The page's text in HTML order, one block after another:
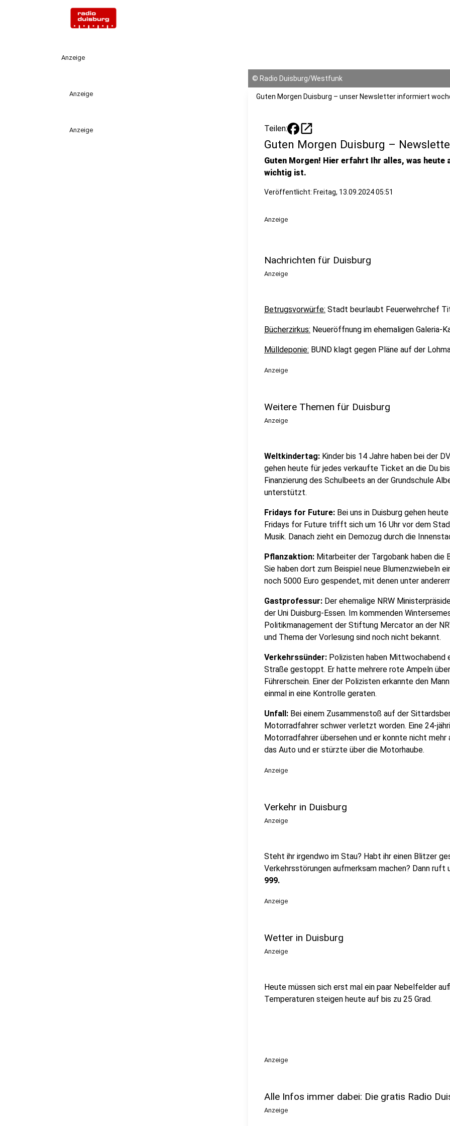
Anzeige
Anzeige
Anzeige
© Radio Duisburg/Westfunk
Guten Morgen Duisburg – unser Newsletter informiert
Teilen: open_in_new
Guten Morgen Duisburg –
Guten Morgen! Hier erfahrt Ihr alles, was heute
wichtig ist.
Veröffentlicht: Freitag, 13.09.2024 05:51
Anzeige
Nachrichten für Duisburg
Anzeige
Betrugsvorwürfe: Stadt beurlaubt Feuerwehrchef
Bücherzirkus: Neueröffnung im ehemaligen Galeria-
Mülldeponie: BUND klagt gegen Pläne auf der
Anzeige
Weitere Themen für Duisburg
Anzeige
Weltkindertag: Kinder bis 14 Jahre haben bei der
gehen heute für jedes verkaufte Ticket an die Du
Finanzierung des Schulbeets an der Grundschule
unterstützt.
Fridays for Future: Bei uns in Duisburg gehen
Fridays for Future trifft sich um 16 Uhr vor dem
Musik. Danach zieht ein Demozug durch die
Pflanzaktion: Mitarbeiter der Targobank haben die
Sie haben dort zum Beispiel neue Blumenzwiebeln
noch 5000 Euro gespendet, mit denen unter
Gastprofessur: Der ehemalige NRW
der Uni Duisburg-Essen. Im kommenden
Politikmanagement der Stiftung Mercator an der
und Thema der Vorlesung sind noch nicht bekannt.
Verkehrssünder: Polizisten haben Mittwochabend
Straße gestoppt. Er hatte mehrere rote Ampeln
Führerschein. Einer der Polizisten erkannte den
einmal in eine Kontrolle geraten.
Unfall: Bei einem Zusammenstoß auf der
Motorradfahrer schwer verletzt worden. Eine 24-
Motorradfahrer übersehen und er konnte nicht
das Auto und er stürzte über die Motorhaube.
Anzeige
Verkehr in Duisburg
Anzeige
Steht ihr irgendwo im Stau? Habt ihr einen Blitzer
Verkehrsstörungen aufmerksam machen? Dann ruft
999.
Anzeige
Wetter in Duisburg
Anzeige
Heute müssen sich erst mal ein paar Nebelfelder
Temperaturen steigen heute auf bis zu 25 Grad.
Anzeige
Alle Infos immer dabei: Die gratis Radio
Anzeige